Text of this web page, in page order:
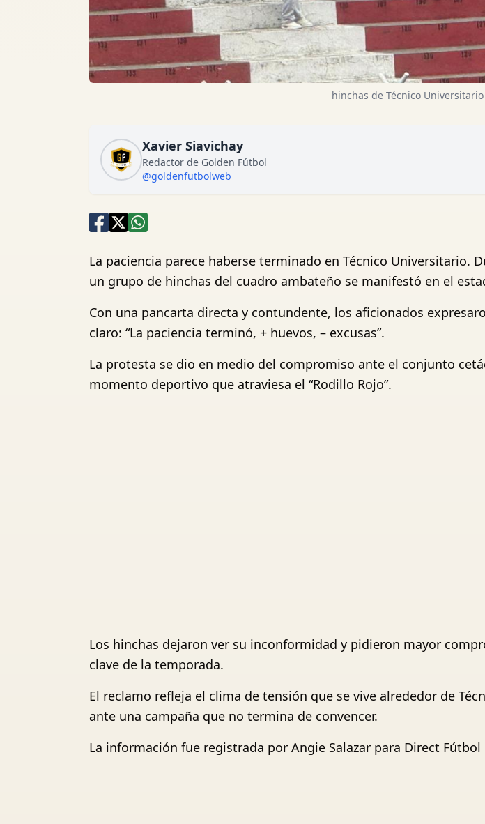
hinchas de Técnico
Xavier Siavichay
Redactor de Golden Fútbol
@goldenfutbolweb
La paciencia parece haberse terminado en Técnico Universitario.
un grupo de hinchas del cuadro ambateño se manifestó en el
Con una pancarta directa y contundente, los aficionados
claro: “La paciencia terminó, + huevos, – excusas”.
La protesta se dio en medio del compromiso ante el conjunto
momento deportivo que atraviesa el “Rodillo Rojo”.
Los hinchas dejaron ver su inconformidad y pidieron mayor
clave de la temporada.
El reclamo refleja el clima de tensión que se vive alrededor de
ante una campaña que no termina de convencer.
La información fue registrada por Angie Salazar para Direct